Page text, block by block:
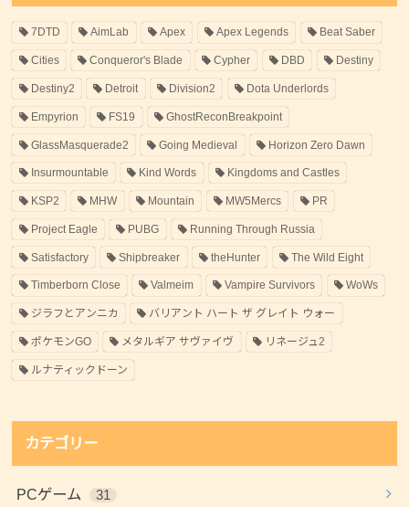
7DTD AimLab Apex Apex Legends Beat Saber
Cities Conqueror's Blade Cypher DBD Destiny
Destiny2 Detroit Division2 Dota Underlords
Empyrion FS19 GhostReconBreakpoint
GlassMasquerade2 Going Medieval Horizon Zero Dawn
Insurmountable Kind Words Kingdoms and Castles
KSP2 MHW Mountain MW5Mercs PR
Project Eagle PUBG Running Through Russia
Satisfactory Shipbreaker theHunter The Wild Eight
Timberborn Close Valmeim Vampire Survivors WoWs
ジラフとアンニカ バリアント ハート ザ グレイト ウォー
ポケモンGO メタルギア サヴァイヴ リネージュ2
ルナティックドーン
カテゴリー
PCゲーム 31